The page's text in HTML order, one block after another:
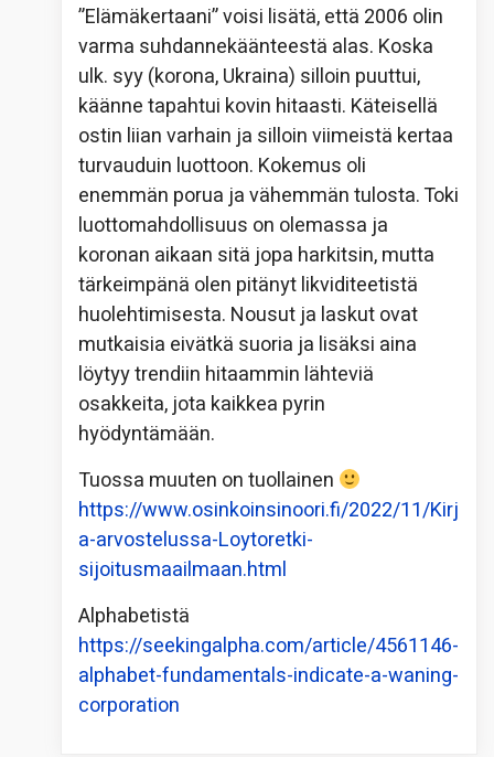
”Elämäkertaani” voisi lisätä, että 2006 olin
varma suhdannekäänteestä alas. Koska
ulk. syy (korona, Ukraina) silloin puuttui,
käänne tapahtui kovin hitaasti. Käteisellä
ostin liian varhain ja silloin viimeistä kertaa
turvauduin luottoon. Kokemus oli
enemmän porua ja vähemmän tulosta. Toki
luottomahdollisuus on olemassa ja
koronan aikaan sitä jopa harkitsin, mutta
tärkeimpänä olen pitänyt likviditeetistä
huolehtimisesta. Nousut ja laskut ovat
mutkaisia eivätkä suoria ja lisäksi aina
löytyy trendiin hitaammin lähteviä
osakkeita, jota kaikkea pyrin
hyödyntämään.
Tuossa muuten on tuollainen
https://www.osinkoinsinoori.fi/2022/11/Kirj
a-arvostelussa-Loytoretki-
sijoitusmaailmaan.html
Alphabetistä
https://seekingalpha.com/article/4561146-
alphabet-fundamentals-indicate-a-waning-
corporation